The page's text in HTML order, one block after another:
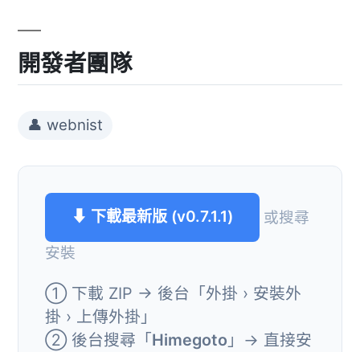
開發者團隊
👤 webnist
⬇ 下載最新版 (v0.7.1.1)
或搜尋
安裝
① 下載 ZIP → 後台「外掛 › 安裝外
掛 › 上傳外掛」
② 後台搜尋「Himegoto 」→ 直接安